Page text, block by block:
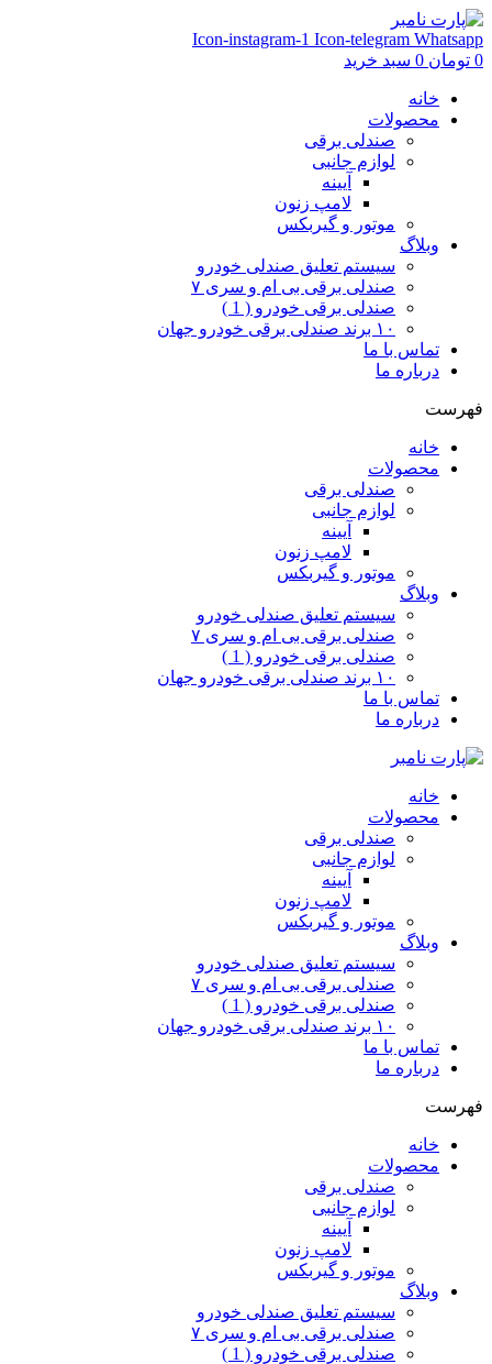
Icon-instagram-1 Icon-telegram Whatsapp
0 تومان 0 سبد خرید
خانه
محصولات
صندلی برقی
لوازم جانبی
آیینه
لامپ زنون
موتور و گیربکس
وبلاگ
سیستم تعلیق صندلی خودرو
صندلی برقی بی ام و سری ۷
صندلی برقی خودرو ( 1 )
۱۰ برند صندلی برقی خودرو جهان
تماس با ما
درباره ما
فهرست
خانه
محصولات
صندلی برقی
لوازم جانبی
آیینه
لامپ زنون
موتور و گیربکس
وبلاگ
سیستم تعلیق صندلی خودرو
صندلی برقی بی ام و سری ۷
صندلی برقی خودرو ( 1 )
۱۰ برند صندلی برقی خودرو جهان
تماس با ما
درباره ما
خانه
محصولات
صندلی برقی
لوازم جانبی
آیینه
لامپ زنون
موتور و گیربکس
وبلاگ
سیستم تعلیق صندلی خودرو
صندلی برقی بی ام و سری ۷
صندلی برقی خودرو ( 1 )
۱۰ برند صندلی برقی خودرو جهان
تماس با ما
درباره ما
فهرست
خانه
محصولات
صندلی برقی
لوازم جانبی
آیینه
لامپ زنون
موتور و گیربکس
وبلاگ
سیستم تعلیق صندلی خودرو
صندلی برقی بی ام و سری ۷
صندلی برقی خودرو ( 1 )